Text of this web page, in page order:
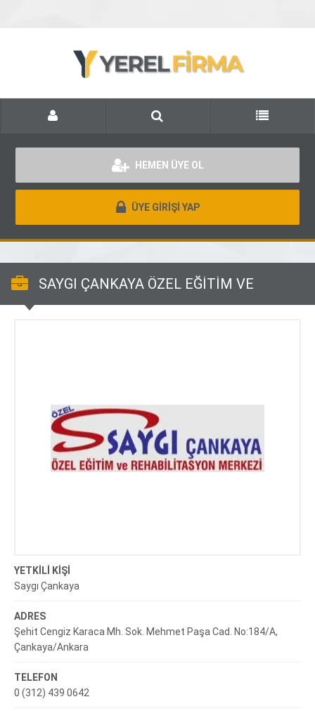
HEMEN ÜYE OL
ÜYE GİRİŞİ YAP
SAYGI ÇANKAYA ÖZEL EĞİTİM VE
YETKİLİ KİŞİ
Saygı Çankaya
ADRES
Şehit Cengiz Karaca Mh. Sok. Mehmet Paşa Cad. No:184/A,
Çankaya/Ankara
TELEFON
0 (312) 439 0642